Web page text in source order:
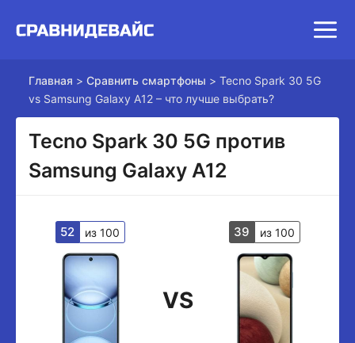
Главная > Сравнить смартфоны > Tecno Spark 30 5G
vs Samsung Galaxy A12 – что лучше выбрать?
Tecno Spark 30 5G против
Samsung Galaxy A12
52 из 100
VS
39 из 100